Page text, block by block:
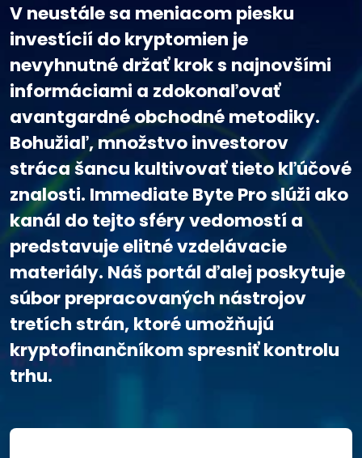
V neustále sa meniacom piesku
investícií do kryptomien je
nevyhnutné držať krok s najnovšími
informáciami a zdokonaľovať
avantgardné obchodné metodiky.
Bohužiaľ, množstvo investorov
stráca šancu kultivovať tieto kľúčové
znalosti. Immediate Byte Pro slúži ako
kanál do tejto sféry vedomostí a
predstavuje elitné vzdelávacie
materiály. Náš portál ďalej poskytuje
súbor prepracovaných nástrojov
tretích strán, ktoré umožňujú
kryptofinančníkom spresniť kontrolu
trhu.